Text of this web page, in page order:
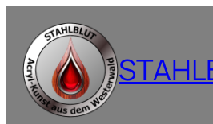
Inhalt
springen